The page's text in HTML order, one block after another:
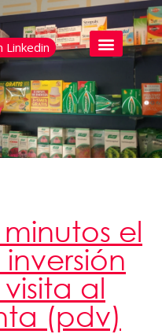
Linkedin
el
al
(pdv)